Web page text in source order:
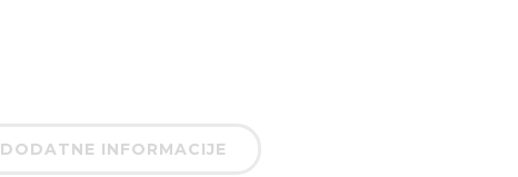
DODATNE INFORMACIJE